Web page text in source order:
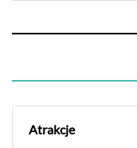
Atrakcje